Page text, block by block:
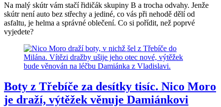
Na malý skútr vám stačí řidičák skupiny B a trocha odvahy. Jenže
skútr není auto bez střechy a jediné, co vás při nehodě dělí od
asfaltu, je helma a správné oblečení. Co si pořídit, než poprvé
vyjedete?
Boty z Třebíče za desítky tisíc. Nico Moro
je draží, výtěžek věnuje Damiánkovi